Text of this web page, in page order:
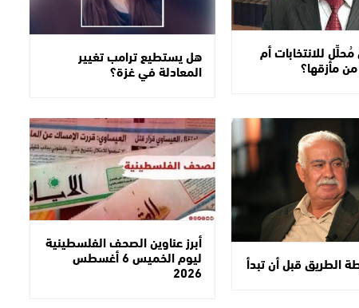
للانتخابات أم
مأزقها؟ هل يستطيع ترامب تغيير
المعادلة في غزة؟
الطريق قبل أن تبدأ
أبرز عناوين الصحف الفلسطينية
ليوم الخميس 6 أغسطس
2026